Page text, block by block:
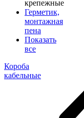
крепежные
Герметик,
монтажная
пена
Показать
все
Короба
кабельные